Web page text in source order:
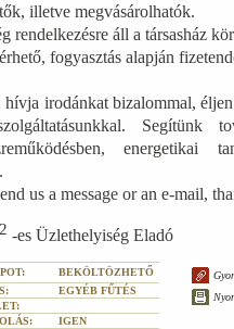
illetve megvásárolhatók.
rendelkezésre áll a társasház
fogyasztás alapján
irodánkat bizalommal,
Segítünk
energetikai
us a message or an e-mail,
2 -es Üzlethelyiség Eladó
BEKÖLTÖZHETŐ
EGYÉB FŰTÉS
IGEN